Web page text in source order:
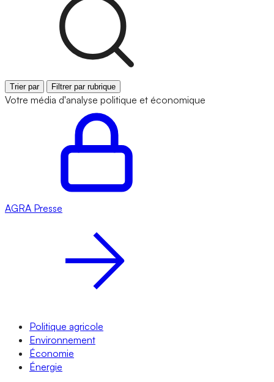
Trier par Filtrer par rubrique
Votre média d'analyse politique et économique
AGRA Presse
Politique agricole
Environnement
Économie
Énergie